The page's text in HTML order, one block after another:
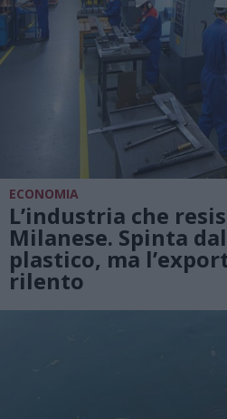
ECONOMIA
L’industria che
Milanese. Spinta
plastico, ma
rilento